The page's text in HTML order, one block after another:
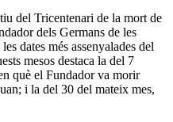
del Tricentenari de la mort de
dels Germans de les
dates més assenyalades del
mesos destaca la del 7
què el Fundador va morir
i la del 30 del mateix mes,